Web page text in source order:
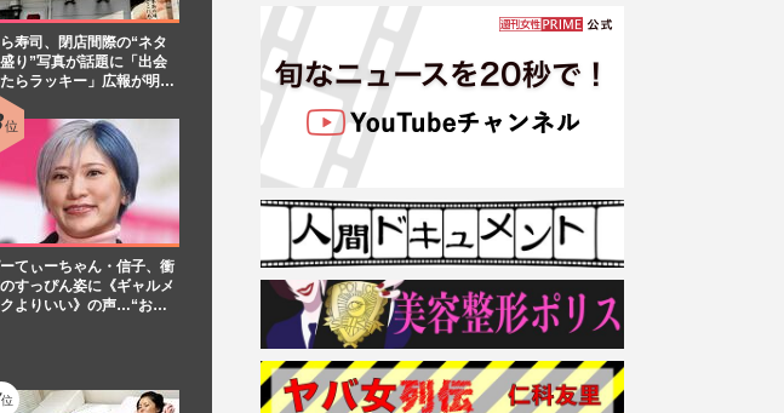
ら寿司、閉店間際の“ネタ
り”写真が話題に「出会
たらラッキー」広報が明…
てぃーちゃん・信子、衝
すっぴん姿に《ギャルメ
よりいい》の声…“お…